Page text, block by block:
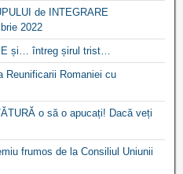
de INTEGRARE
2022
și… întreg șirul trist…
Reunificarii Romaniei cu
o să o apucați! Dacă veți
frumos de la Consiliul Uniunii